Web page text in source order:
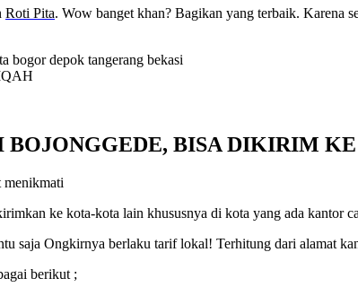
Roti Pita. Wow banget khan? Bagikan yang terbaik. Karena
BOJONGGEDE, BISA DIKIRIM
menikmati
ke kota-kota lain khususnya di kota yang ada kantor
saja Ongkirnya berlaku tarif lokal! Terhitung dari alamat
berikut ;